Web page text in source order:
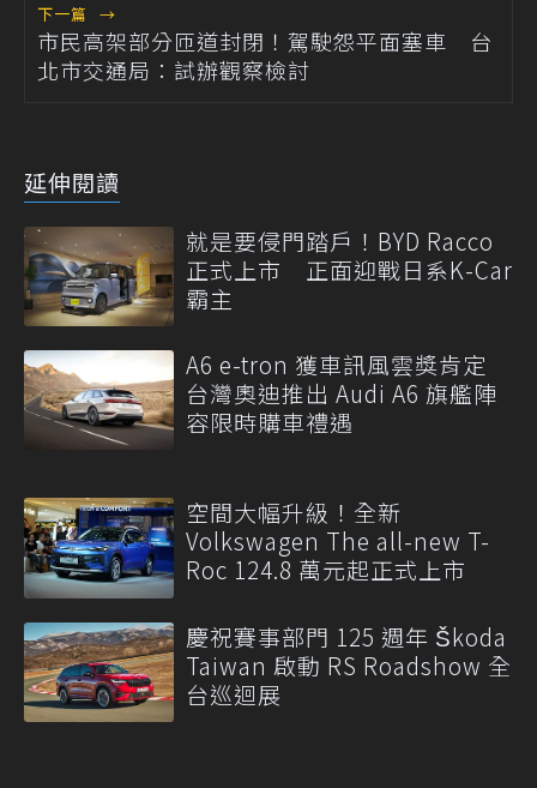
下一篇 →
市民高架部分匝道封閉！駕駛怨平面塞車 台
北市交通局：試辦觀察檢討
延伸閱讀
就是要侵門踏戶！BYD Racco
正式上市 正面迎戰日系K-Car
霸主
A6 e-tron 獲車訊風雲獎肯定
台灣奧迪推出 Audi A6 旗艦陣
容限時購車禮遇
空間大幅升級！全新
Volkswagen The all-new T-
Roc 124.8 萬元起正式上市
慶祝賽事部門 125 週年 Škoda
Taiwan 啟動 RS Roadshow 全
台巡迴展